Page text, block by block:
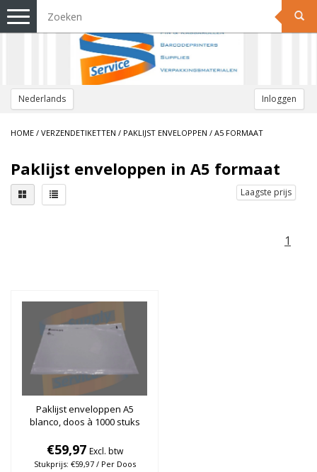
Nederlands Inloggen
Toggle
navigation
HOME / VERZENDETIKETTEN / PAKLIJST ENVELOPPEN / A5 FORMAAT
Paklijst enveloppen in A5 formaat
Laagste prijs
1
Paklijst enveloppen A5
blanco, doos à 1000 stuks
€59,97 Excl. btw
Stukprijs: €59,97 / Per Doos